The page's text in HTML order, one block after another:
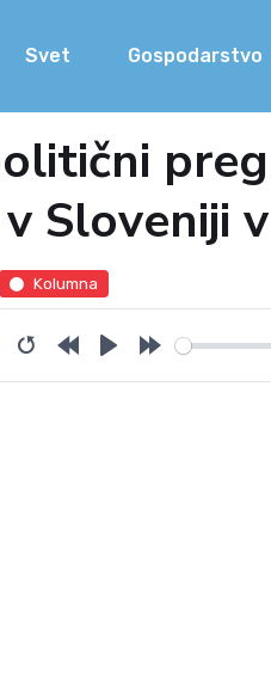
Svet Gospodarstvo
Sloveniji
Kolumna